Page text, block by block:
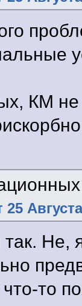
КМ
так.
то